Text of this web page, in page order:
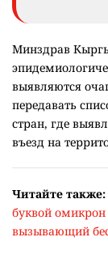
Минздрав
выявляются
передавать
стран, где
въезд на
Читайте также:
буквой омикрон
вызывающий